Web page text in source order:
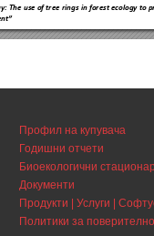
Профил на купувача
Годишни отчети
Биоекологични
Документи
Продукти | Услуги |
Политики за